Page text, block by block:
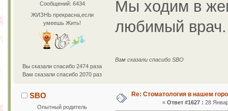
Сообщений: 6434
ЖИЗНЬ прекрасна,если
умеешь Жить!
Вы сказали спасибо 2474 раза
Вам сказали спасибо 2070 раз
Мы ходим в
любимый врач.
Вам сказали спасибо SBO
SBO
Опытный родитель
Re: Стоматология в нашем
« Ответ #1627 : 28